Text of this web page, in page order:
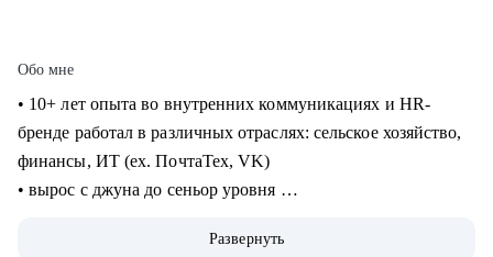
Обо мне
• 10+ лет опыта во внутренних коммуникациях и HR-
бренде работал в различных отраслях: сельское хозяйство,
финансы, ИТ (ех. ПочтаТех, VK)
• вырос с джуна до сеньор уровня
компаниях с нуля, создавал и внедрял EVP, и новые
Развернуть